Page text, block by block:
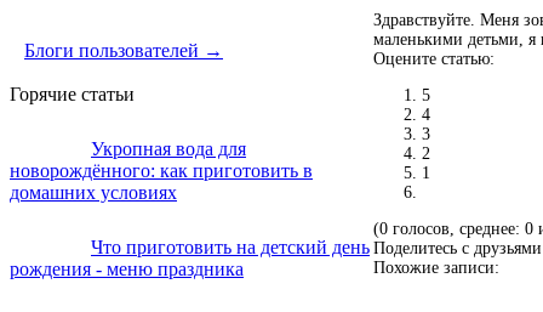
Блоги пользователей →
Горячие статьи
Укропная вода для
новорождённого: как приготовить в
домашних условиях
Что приготовить на детский день
рождения - меню праздника
Здравствуйте. Меня
маленькими детьми, я
Оцените статью:
5
4
3
2
1
(0 голосов, среднее: 0
Поделитесь с
Похожие записи: